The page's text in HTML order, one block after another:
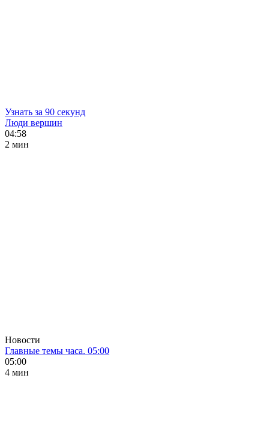
Узнать за 90 секунд
Люди вершин
04:58
2 мин
Новости
Главные темы часа. 05:00
05:00
4 мин